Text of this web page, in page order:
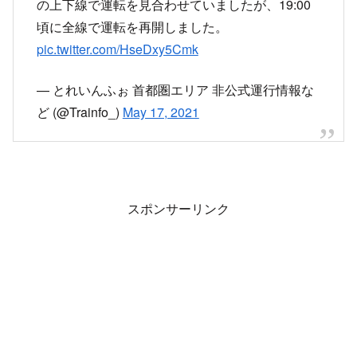
の上下線で運転を見合わせていましたが、19:00
頃に全線で運転を再開しました。
pic.twitter.com/HseDxy5Cmk
— とれいんふぉ 首都圏エリア 非公式運行情報な
ど (@Trainfo_) May 17, 2021
スポンサーリンク